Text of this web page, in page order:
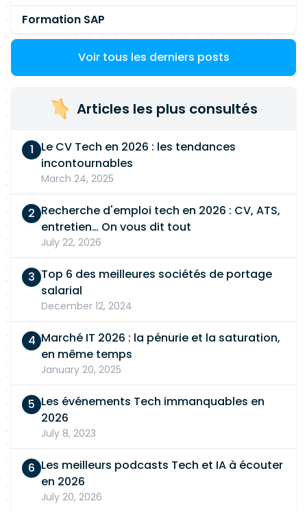
Formation SAP
Voir tous les derniers posts
Articles les plus consultés
Le CV Tech en 2026 : les tendances
incontournables
March 24, 2025
Recherche d'emploi tech en 2026 : CV, ATS,
entretien… On vous dit tout
July 22, 2026
Top 6 des meilleures sociétés de portage
salarial
December 12, 2024
Marché IT 2026 : la pénurie et la saturation,
en même temps
January 20, 2025
Les événements Tech immanquables en
2026
July 8, 2023
Les meilleurs podcasts Tech et IA à écouter
en 2026
July 20, 2026